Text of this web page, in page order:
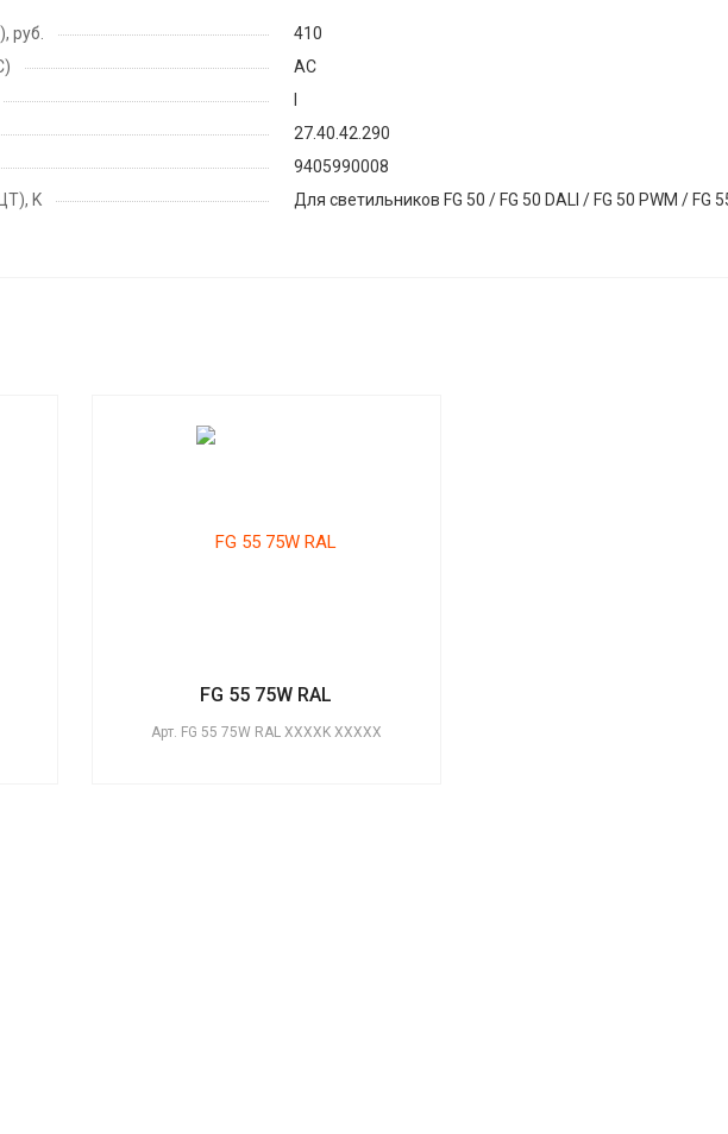
руб.
410
AC
27.40.42.290
9405990008
K
Для светильников FG 50 / FG 50 DALI / FG 50 PWM / FG
FG 55 75W RAL
Арт. FG 55 75W RAL XXXXK XXXXX